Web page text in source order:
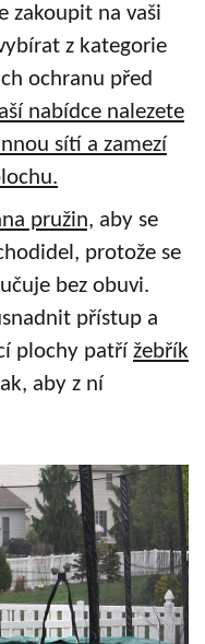
zakoupit na vaši
z kategorie
ochranu před
nabídce nalezete
sítí a zamezí
pružin, aby se
protože se
bez obuvi.
přístup a
plochy patří žebřík
aby z ní